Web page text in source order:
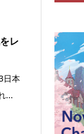
レ
日本
...